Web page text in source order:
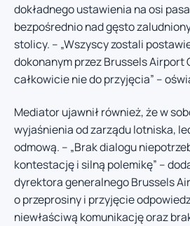
dokładnego ustawienia na osi
bezpośrednio nad gęsto
stolicy. – „Wszyscy zostali
dokonanym przez Brussels Airport
całkowicie nie do przyjęcia” –
Mediator ujawnił również, że w
wyjaśnienia od zarządu lotniska,
odmową. – „Brak dialogu
kontestację i silną polemikę” –
dyrektora generalnego Brussels
o przeprosiny i przyjęcie
niewłaściwą komunikację oraz